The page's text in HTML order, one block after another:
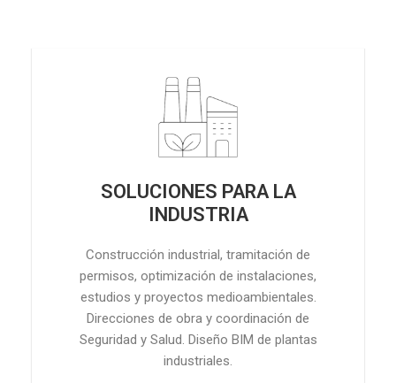
SOLUCIONES PARA LA
INDUSTRIA
Construcción industrial, tramitación de
permisos, optimización de instalaciones,
estudios y proyectos medioambientales.
Direcciones de obra y coordinación de
Seguridad y Salud. Diseño BIM de plantas
industriales.